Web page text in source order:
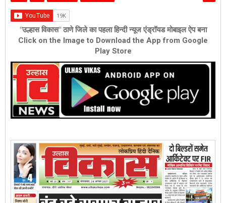
"उल्हास विकास" ठाणे जिले का पहला हिन्दी न्यूज एंड्रॉयड मोबाइल ऐप बना
Click on the Image to Download the App from Google
Play Store